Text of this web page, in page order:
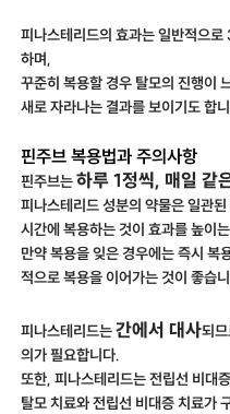
피나스테리드의 효과는 일반적으
하며,
꾸준히 복용할 경우 탈모의 진행이
새로 자라나는 결과를 보이기도 합
핀주브 복용법과 주의사항
핀주브는하루 1정씩, 매일 같
피나스테리드 성분의 약물은 일관
시간에 복용하는 것이 효과를 높이
만약 복용을 잊은 경우에는 즉시 복
적으로 복용을 이어가는 것이 좋습
피나스테리드는간에서 대사되
의가 필요합니다.
또한, 피나스테리드는 전립선 비대
탈모 치료와 전립선 비대증 치료가